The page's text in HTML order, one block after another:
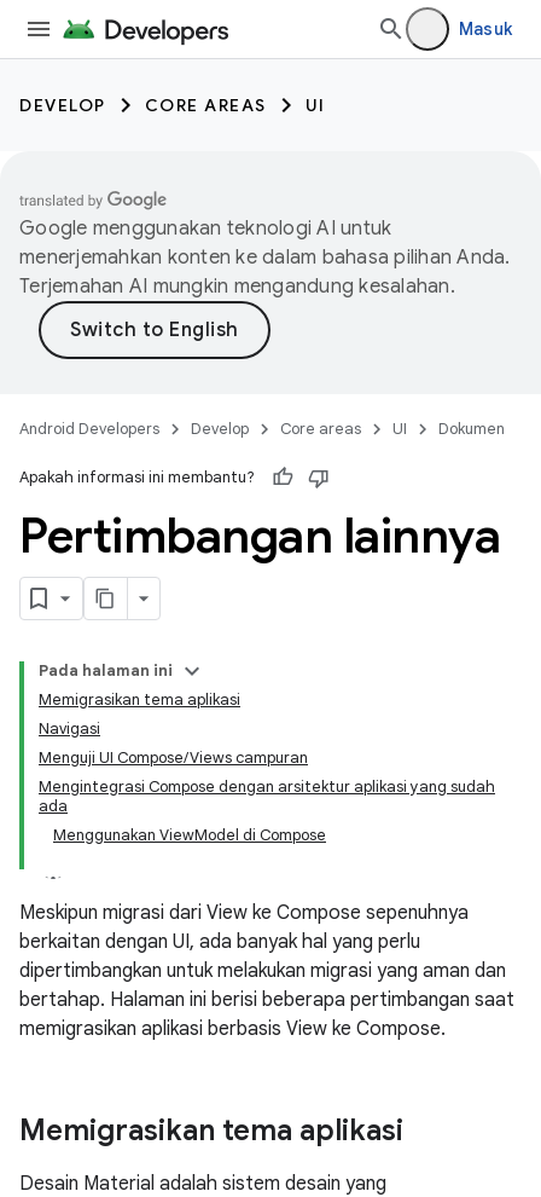
Masuk
DEVELOP CORE AREAS UI
Google menggunakan teknologi AI untuk
menerjemahkan konten ke dalam bahasa pilihan Anda.
Terjemahan AI mungkin mengandung kesalahan.
Android Developers Develop Core areas UI Dokumen
Apakah informasi ini membantu?
Pertimbangan lainnya
Pada halaman ini
Memigrasikan tema aplikasi
Navigasi
Menguji UI Compose/Views campuran
Mengintegrasi Compose dengan arsitektur aplikasi yang sudah
ada
Menggunakan ViewModel di Compose
Meskipun migrasi dari View ke Compose sepenuhnya
berkaitan dengan UI, ada banyak hal yang perlu
dipertimbangkan untuk melakukan migrasi yang aman dan
bertahap. Halaman ini berisi beberapa pertimbangan saat
memigrasikan aplikasi berbasis View ke Compose.
Memigrasikan tema aplikasi
Desain Material adalah sistem desain yang